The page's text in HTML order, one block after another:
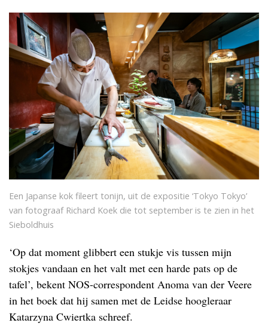
Een Japanse kok fileert tonijn, uit de expositie ‘Tokyo Tokyo’
van fotograaf Richard Koek die tot september is te zien in het
Sieboldhuis
‘Op dat moment glibbert een stukje vis tussen mijn
stokjes vandaan en het valt met een harde pats op de
tafel’, bekent NOS-correspondent Anoma van der Veere
in het boek dat hij samen met de Leidse hoogleraar
Katarzyna Cwiertka schreef.